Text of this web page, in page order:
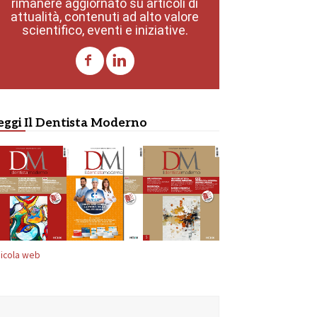
rimanere aggiornato su articoli di
attualità, contenuti ad alto valore
scientifico, eventi e iniziative.
Il Dentista Moderno
web